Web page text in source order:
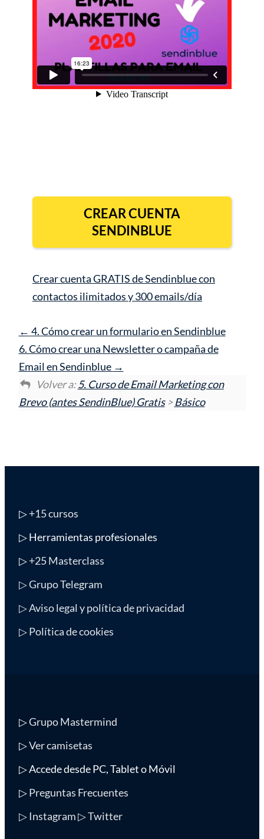
CREAR CUENTA
SENDINBLUE
Crear cuenta GRATIS de Sendinblue con
contactos ilimitados y 300 emails/día
4. Cómo crear un formulario en Sendinblue
6. Cómo crear una Newsletter o campaña de
Email en Sendinblue
Volver a:5. Curso de Email Marketing con
Brevo (antes SendinBlue) Gratis>Básico
▷+15 cursos
▷ Herramientas profesionales
▷+25 Masterclass
▷ Grupo Telegram
▷ Aviso legal y política de privacidad
▷ Política de cookies
▷Grupo Mastermind
▷Ver camisetas
▷ Accede desde PC, Tablet o Móvil
▷Preguntas Frecuentes
▷ Instagram▷ Twitter